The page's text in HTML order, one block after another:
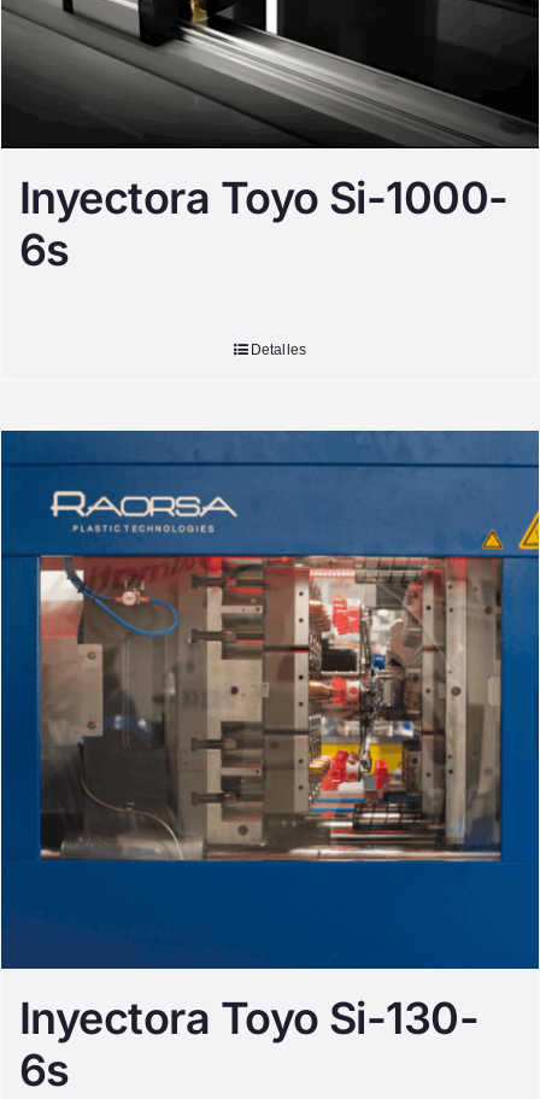
Inyectora Toyo Si-1000-
6s
Detalles
Inyectora Toyo Si-130-
6s